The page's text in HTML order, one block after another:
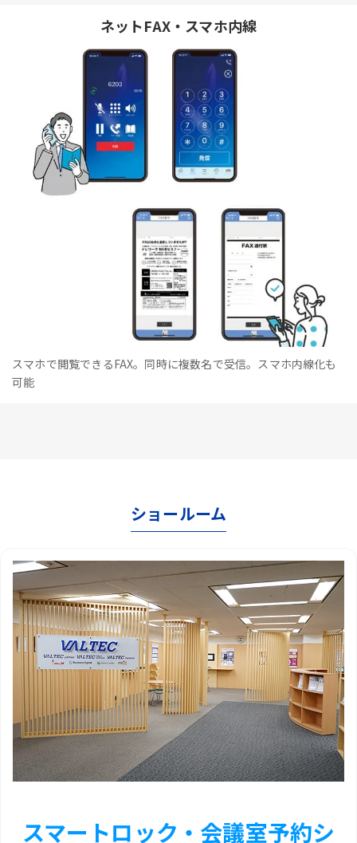
ネットFAX・スマホ内線
スマホで閲覧できるFAX。同時に複数名で受信。スマホ内線化も
可能
ショールーム
スマートロック・会議室予約シ